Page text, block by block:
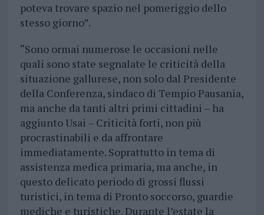
poteva trovare spazio nel pomeriggio dello
stesso giorno”.
“Sono ormai numerose le occasioni nelle
quali sono state segnalate le criticità della
situazione gallurese, non solo dal Presidente
della Conferenza, sindaco di Tempio Pausania,
ma anche da tanti altri primi cittadini – ha
aggiunto Usai – Criticità forti, non più
procrastinabili e da affrontare
immediatamente. Soprattutto in tema di
assistenza medica primaria, ma anche, in
questo delicato periodo di grossi flussi
turistici, in tema di Pronto soccorso, guardie
mediche e turistiche. Durante l’estate la